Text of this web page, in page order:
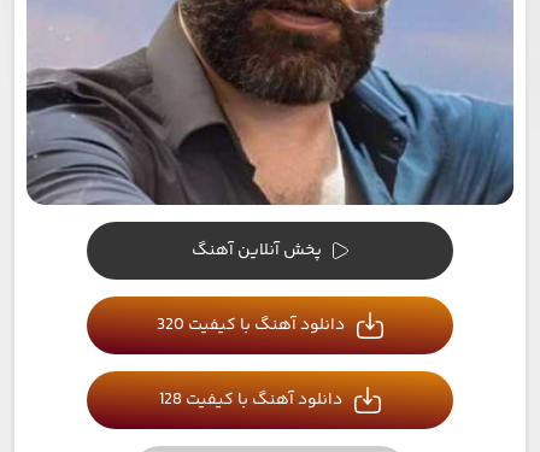
پخش آنلاین آهنگ
دانلود آهنگ با کیفیت 320
دانلود آهنگ با کیفیت 128